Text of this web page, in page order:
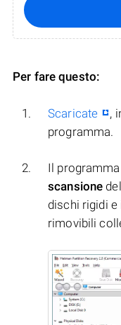
Per fare questo:
Scaricate
,
programma.
Il programma
scansione
dischi rigidi
rimovibili